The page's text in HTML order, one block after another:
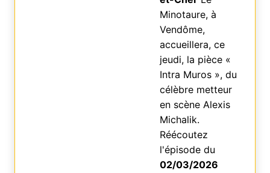
Minotaure, à
Vendôme,
accueillera, ce
jeudi, la pièce «
Intra Muros », du
célèbre metteur
en scène Alexis
Michalik.
Réécoutez
l'épisode du
02/03/2026